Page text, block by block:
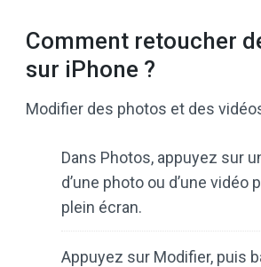
Comment retoucher
sur iPhone ?
Modifier des photos et des
Dans Photos, appuyez sur
d’une photo ou d’une vidéo
plein écran.
Appuyez sur Modifier, puis